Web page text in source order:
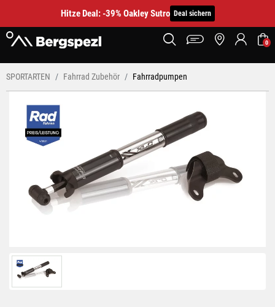
Hitze Deal: -39% Oakley Sutro Deal sichern
0
SPORTARTEN Fahrrad Zubehör Fahrradpumpen